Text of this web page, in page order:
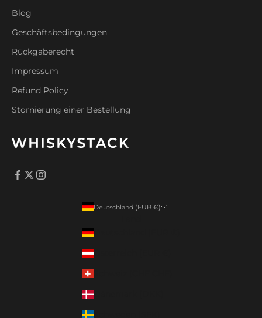
Blog
Geschäftsbedingungen
Rückgaberecht
Impressum
Refund Policy
Stornierung einer Bestellung
Deutschland (EUR €)